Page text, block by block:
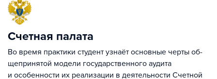
Счетная палата
Во время практики студент узнаёт основные черты об­
щепринятой модели государственного аудита
и особенности их ре­ализации в деятельности Счетной